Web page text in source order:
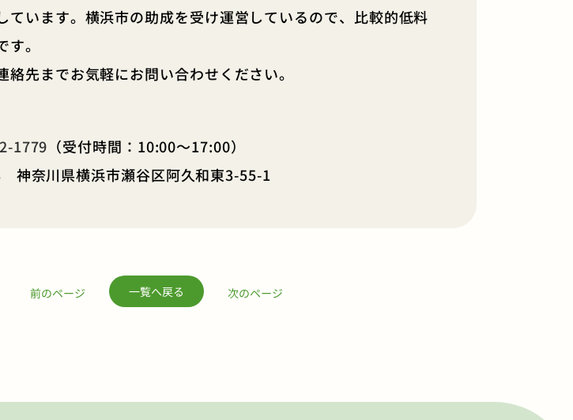
ています。横浜市の助成を受け運営しているので、比較的低料
。
絡先までお気軽にお問い合わせください。
1779 （受付時間：10:00～17:00）
神奈川県横浜市瀬谷区阿久和東3-55-1
前のページ 一覧へ戻る 次のページ